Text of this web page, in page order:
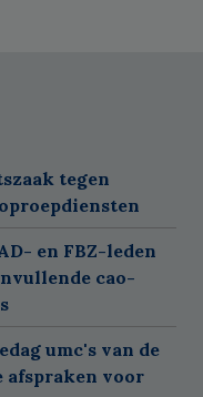
tegen
en FBZ-leden
cao-
umc's van de
afspraken voor